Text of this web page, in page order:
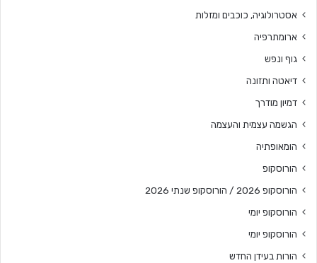
אסטרולוגיה, כוכבים ומזלות
ארומתרפיה
גוף ונפש
דיאטה ותזונה
דמיון מודרך
הגשמה עצמית והעצמה
הומאופתיה
הורוסקופ
הורוסקופ 2026 / הורוסקופ שנתי 2026
הורוסקופ יומי
הורוסקופ יומי
הורות בעידן החדש